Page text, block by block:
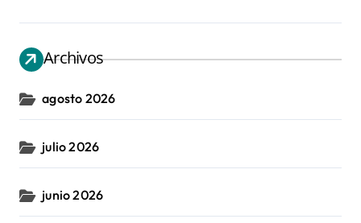
Archivos
agosto 2026
julio 2026
junio 2026